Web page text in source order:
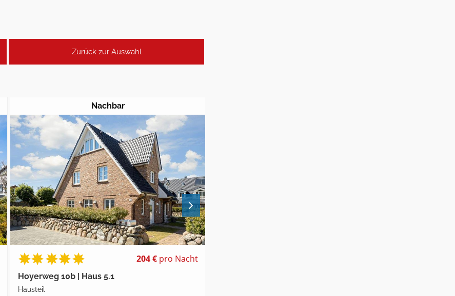
Zurück zur Auswahl
Nachbar
204 € pro Nacht
Hoyerweg 10b | Haus 5.1
Hausteil